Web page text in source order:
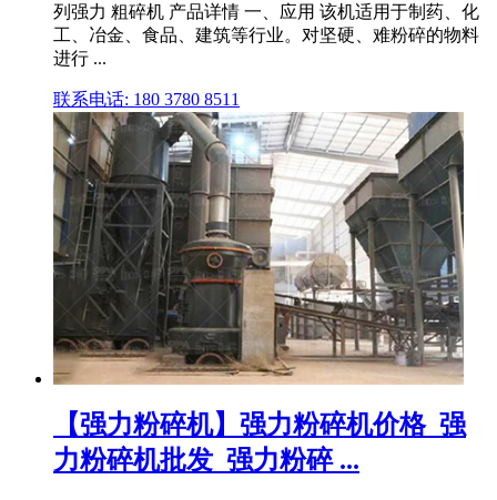
列强力 粗碎机 产品详情 一、应用 该机适用于制药、化
工、冶金、食品、建筑等行业。对坚硬、难粉碎的物料
进行 ...
联系电话: 180 3780 8511
【强力粉碎机】强力粉碎机价格_强
力粉碎机批发_强力粉碎 ...